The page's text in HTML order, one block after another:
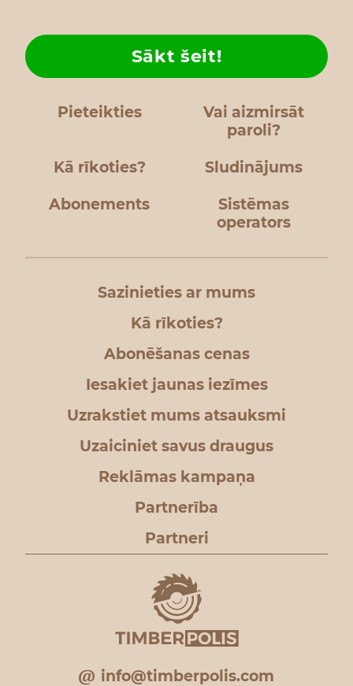
Pieteikties
Vai aizmirsāt
paroli?
Kā rīkoties?
Sākt šeit!
Sludinājums
Abonements
Sistēmas
operators
Sazinieties ar mums
Kā rīkoties?
Abonēšanas cenas
Iesakiet jaunas iezīmes
Uzrakstiet mums atsauksmi
Uzaiciniet savus draugus
Reklāmas kampaņa
Partnerība
Partneri
info@timberpolis.com